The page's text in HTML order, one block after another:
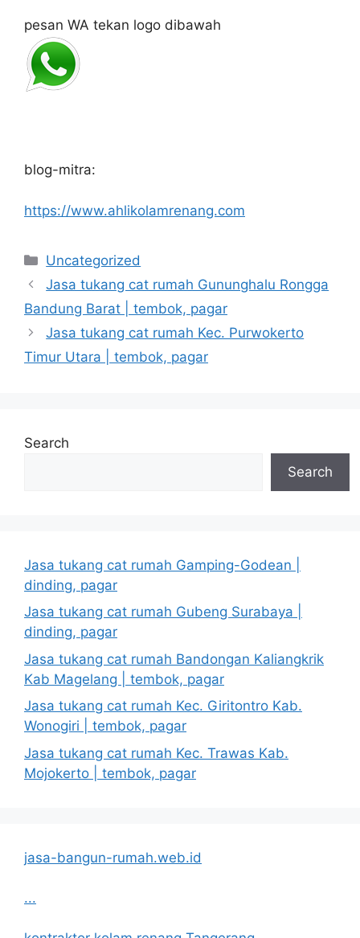
pesan WA tekan logo dibawah
blog-mitra:
https://www.ahlikolamrenang.com
Categories
Uncategorized
Jasa tukang cat rumah Gununghalu Rongga
Bandung Barat | tembok, pagar
Jasa tukang cat rumah Kec. Purwokerto
Timur Utara | tembok, pagar
Search
Search
Jasa tukang cat rumah Gamping-Godean |
dinding, pagar
Jasa tukang cat rumah Gubeng Surabaya |
dinding, pagar
Jasa tukang cat rumah Bandongan Kaliangkrik
Kab Magelang | tembok, pagar
Jasa tukang cat rumah Kec. Giritontro Kab.
Wonogiri | tembok, pagar
Jasa tukang cat rumah Kec. Trawas Kab.
Mojokerto | tembok, pagar
jasa-bangun-rumah.web.id
...